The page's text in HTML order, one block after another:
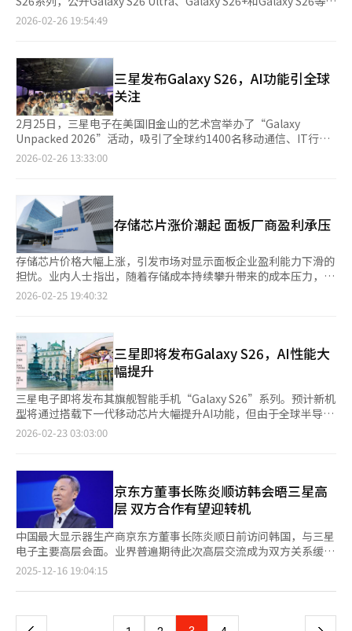
心及企业数字化解决方案等领域拓展。若能与小米形成跨国AI生态
联盟，不仅有助于拓展中国市场合作空间，也能提升其在亚洲AI产
10%，主要原因是内存等核心部件成本的上升，但高性能芯片的AI
计算成本也是重要因素。这引发了一些用户的不满，他们质疑是否
重要Galaxy S26无疑为智能手机设定了新的标准。但要使这些创新
真正成为“良药”，关键在于如何在一个用户体验中有机整合众多
AI功能，而不是简单地增加功能数量。 仅仅增加选择项并将选择权
交给消费者，可能会导致AI疲劳和成本负担。消费者如何评估这些
AI功能的实际效用和经济合理性，将决定三星多重AI战略的成败。
题。低端PC市场预计将迅速萎缩。PC中内存的成本比例将从2025
年的16%上升到2026年的23%。制造商难以吸收成本增加，500
度也将放缓。由于价格上涨，AI PC市场渗透率达到50%的时间将
推迟到2028年。在智能手机市场，低端产品将受到最大冲击。对
价格敏感的消费者可能会选择翻新或二手手机，或延长更换周期。
高德纳预计，2026年低端智能手机购买者将以比高端购买者快5倍
的速度退出市场。高德纳指出，2026年上半年是价格策略的关键
时期。在内存价格大幅上涨前，制造商和渠道商有最后的机会优化
价格和保护利润。阿特瓦尔分析师强调：“PC制造商应考虑维持
利润策略，而不是为了获取价格敏感需求而牺牲利润，即使这意味
提前应对。”※ 本报道经人工智能（AI）系统翻译与编辑。
款旗舰机型及创新AI功能，标志着三星在继Galaxy S24/25后，进
终如一地服务于每个人，且无需用户具备专业知识。通过Galaxy
S26系列，我们致力于让AI体验变得轻松自然，让它在后台完成任
务，从而让人们能专注于真正重要的事情。 Galaxy S26系列升级
十余项AI功能，“Now Nudge”功能可根据情境与对话内容主动
推荐合适的功能。例如当朋友在聊天时请求发送一起旅行时拍摄的
照片，AI系统会自动弹出整理好的相册；当收到“26日上午9点开
会可以吗？”的信息时，手机会自动检查是否有行程冲突并提醒；
在讨论分摊费用时，手机会自动弹出转账应用app。 类似
的行程安排，大幅提升日常工作效率。 Galaxy S26系列构建开放
式AI整合平台，除自带的AI助手Bixby外，用户还可将谷歌的
Gemini或Perplexity设为默认AI助手。通过AI语音助手，用户不
仅可以完成安排行程、搜索网页等基本功能，还可实现打车、点外
卖等多步骤操作。 在影像方面，Galaxy S26 Ultra和Galaxy
S26+两款机型搭载AI图像处理技术“ProScaler”，优化了图像缩
放效果，通过增强文本和细节的清晰度，以及平滑纹理，让照片与
视频在观看时呈现出更丰富和清晰的表现。AI ISP技术可优化自拍
的“Creative Studio”可生成贴纸及文档模板，增强创作能
力。“Circle to Search”也升级为可一次识别多个物品，并直接
链接至购买网站。 在安全与隐私方面，AI可代接陌生来电并确认来
电者身份及事由，还可监测应用对敏感信息的异常访问行为并发出
警告。Galaxy S26 Ultra在显示层面搭载内置式防窥显示屏，针对
通勤、咖啡馆等日常公共场景而设计，通过软硬件协同工作，在不
影响用户观看体验的前提下提供更可靠的隐私防护能力。 Galaxy
S26系列将从下月11日起在韩国、美国等全球120多个国家（地
旗舰店还提供专属色绯霞金和镜月银。Ultra型号提供256GB、
512GB、1TB三种存储容量，S26+与基础款提供256GB、512GB
两种存储选项。 市场售价方面，以最低存储版本为准，Ultra为
179.74万韩元（约合人民币8630元），S26+为145.2万韩元，基础
款125.7万韩元。
2026-02-26 19:54:49
三星发布Galaxy S26，AI功能引全球
关注
2月25日，三星电子在美国旧金山的艺术宫举办了“Galaxy
Unpacked 2026”活动，吸引了全球约1400名移动通信、IT行业
人士、网红、合作伙伴和媒体参与。参与者们像参加K-POP演唱会
Galaxy Unpacked活动，我特意从韩国飞来体验搭载Exynos 2600
芯片的Galaxy S26在游戏性能上的表现。”为了庆祝Galaxy新品
发布，动画导演Maggie Kang与三星电子合作，打造了精彩的庆
祝舞台，点燃了现场气氛。三星电子当天发布了第三代AI智能手机
Galaxy S26。三星电子代表兼设备解决方案部门总裁卢泰文表
示：“为了让AI真正发挥价值，必须有流畅的操作支持。Galaxy
S26系列将引领AI功能的简单易用。”活动中，最受关注的是新AI
软件功能的发布。升级版的谷歌Gemini和用户定制AI浏览器功能
出从未体验过的AI智能手机，结合最创新的AI技术和精致的硬
件。”体验展台上，众多参与者亲身体验Galaxy S26。来自印度的
硅谷数据分析师Vivan表示：“制作内容需要花费大量时间，但有
了Galaxy S26的AI功能，我也可以轻松成为网红。”三星电子还发
布了下一代耳机“Galaxy Buds4”系列，搭载了实时听觉翻译等
AI功能。新增的“头部手势”功能可以通过点头接听电话或关闭闹
钟。三星电子计划从下月11日起，在包括韩国在内的全球120多个
国家陆续推出Galaxy S26系列和Buds4系列。韩国的预售将于27日
2026-02-26 13:33:00
存储芯片涨价潮起 面板厂商盈利承压
存储芯片价格大幅上涨，引发市场对显示面板企业盈利能力下滑的
担忧。业内人士指出，随着存储成本持续攀升带来的成本压力，下
游整机厂商或要求面板厂商下调价格，以对冲零部件成本上升的影
Counterpoint Research于25日发布的数据显示，在存储芯片价
格持续上涨的背景下，今年第一季度存储价格预计环比上涨80%至
90%。存储价格快速攀升，使显示行业普遍承压。电视、智能手
机、笔记本电脑等整机厂商在原材料成本不断增加的背景下，可能
对显示企业提出更大的降价诉求。一位业内人士透露，目前尚无特
定客户正式提出降价要求，但如果存储芯片供需紧张态势持续，不
排除部分厂商将向显示企业提出适当降价的可能性。 尤其是零部
件采购能力较弱的中小企业可能被迫取消或推迟新品发布计划。由
小企业在采购环节处于劣势，或将面临无法正常生产的局面，从而
进一步拖累整体市场需求。 韩国显示行业两大龙头企业三星显示
与LG显示也将半导体价格列为今年市场最大的不确定性因素。三
星显示方面表示，今年显示产业面临的最大变量是半导体。LG显
示上亦指出，随着存储等整机核心部件成本持续攀升，预计客户将
加大对面板价格的下调压力。尽管短期内对公司业务的实际影响仍
较为有限，但仍需持续关注需求变化及相关动态，并密切评估后续
影响程度。 在存储价格高企、需求放缓风险加剧的背景下，韩国
显示企业全力提升盈利能力。三星显示正式向客户供应8.6代有机
尺寸更大，可切割的面板数量更多，有助于降低单位成本，提升盈
2026-02-25 19:40:32
三星即将发布Galaxy S26，AI性能大
幅提升
三星电子即将发布其旗舰智能手机“Galaxy S26”系列。预计新机
型将通过搭载下一代移动芯片大幅提升AI功能，但由于全球半导体
价格上涨，产品价格上涨不可避免。 据业内消息，Galaxy S26将
编辑方面将大幅升级。用户可以通过新AI助手“Perplexity”进行
语音命令，无需打开应用即可执行设备操作。用户只需一句话即可
完成拍摄、编辑和分享，轻松制作高质量内容。新增
的“EdgeFusion”功能无需网络连接即可进行照片修正和图像生
成，1秒内即可创建或转换图像。 三星电子为增强AI功能和设备连
接性，推出了“One UI 8.5”测试版，减少了内容编辑过程中每次
保存的麻烦。One UI 8.5将从Galaxy S26系列开始正式引入。 升级
后的AI语音助手Bixby也备受期待。用户请求“在使用时屏幕保持
亮着”时，系统会立即激活相关设置。预计其将具备理解复杂问题
新移动应用处理器“Exynos 2600”。该芯片由三星电子系统LSI
2026-02-23 03:03:00
京东方董事长陈炎顺访韩会晤三星高
层 双方合作有望迎转机
中国最大显示器生产商京东方董事长陈炎顺日前访问韩国，与三星
电子主要高层会面。业界普遍期待此次高层交流成为双方关系缓和
与深化合作的重要契机。 据有关业界日前消息，陈炎顺于15日起
电子VD（电视）业务部门社长龙锡宇举行会晤，尚无法确认是否
了扩大京东方液晶显示器（LCD）面板在三星电视产品中供应规模
2025-12-16 19:04:15
页